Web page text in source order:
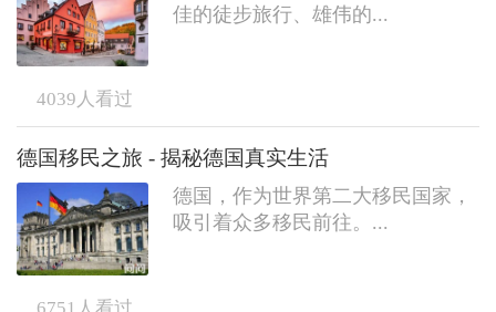
佳的徒步旅行、雄伟的...
4039 人看过
德国移民之旅 - 揭秘德国真实生活
德国，作为世界第二大移民国家，
吸引着众多移民前往。...